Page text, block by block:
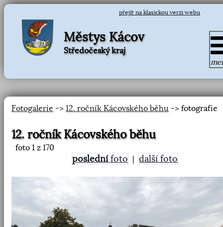
přejít na klasickou verzi webu
Městys Kácov
Středočeský kraj
Fotogalerie -> 12. ročník Kácovského běhu -> fotografie
12. ročník Kácovského běhu
foto 1 z 170
poslednífoto |další foto